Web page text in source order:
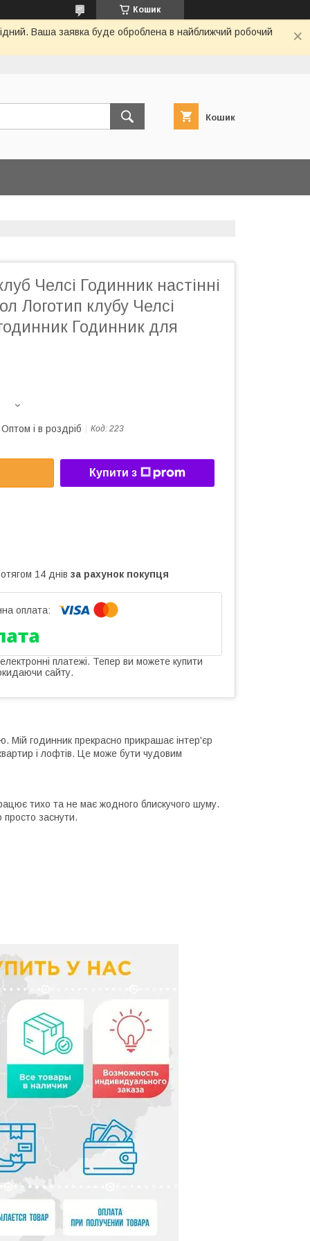
Кошик
Ваша заявка буде оброблена в найближчий робочий
Кошик
Челсі Годинник настінні
Логотип клубу Челсі
Годинник для
Оптом і в роздріб Код: 223
Купити з
14 днів за рахунок покупця
платежі. Тепер ви можете купити
сайту.
Мій годинник прекрасно прикрашає інтер'єр
і лофтів. Це може бути чудовим
тихо та не має жодного блискучого шуму.
заснути.